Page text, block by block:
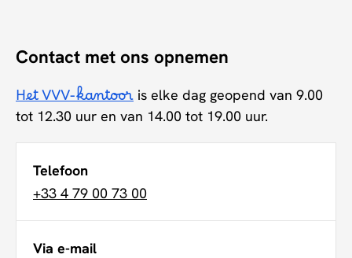
Contact met ons opnemen
Het VVV-kantoor is elke dag geopend van 9.00
tot 12.30 uur en van 14.00 tot 19.00 uur.
Telefoon
+33 4 79 00 73 00
Via e-mail